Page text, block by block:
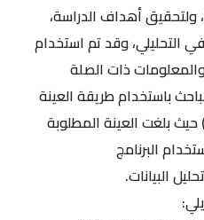
ولتحقيق أهداف الدراسة،
التحليلي، وقد تم استخدام
والمعلومات ذات الصلة
باستخدام طريقة العينة
حيث بلغت العينة المطلوبة
استخدام البرنامج